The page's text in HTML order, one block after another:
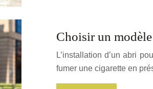
Choisir un
L’installation d’un abri
fumer une cigarette en